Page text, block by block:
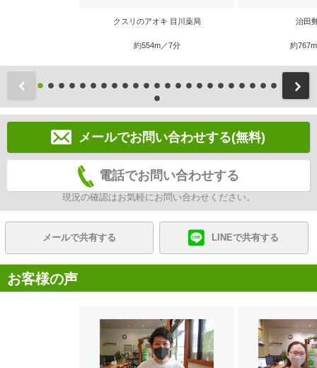
クスリのアオキ 目川薬局
約554m／7分
治田
約
前
メールでお問い合わせする(無料)
電話でお問い合わせする
現況の確認はお気軽にお問い合わせください。
メールで共有する LINEで共有する
お客様の声